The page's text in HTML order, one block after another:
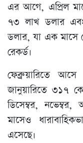
এর আগে, এপ্রিল
৭৩ লাখ ডলার
ডলার, যা এক মাসে
রেকর্ড।
ফেব্রুয়ারিতে
জানুয়ারিতে ৩১৭
ডিসেম্বর,
মাসেও
এসেছে।